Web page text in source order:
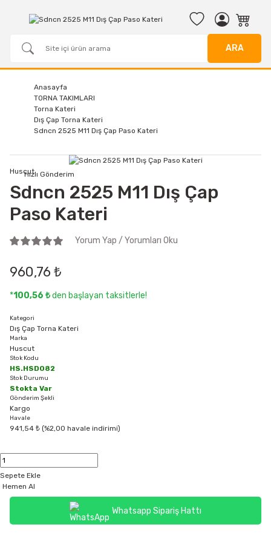
ARA
Anasayfa
TORNA TAKIMLARI
Torna Kateri
Dış Çap Torna Kateri
Sdncn 2525 M11 Dış Çap Paso Kateri
Hızlı Gönderim
Huscut
Sdncn 2525 M11 Dış Çap
Paso Kateri
Yorum Yap / Yorumları Oku
960,76 ₺
*100,56 ₺den başlayan taksitlerle!
Kategori
Dış Çap Torna Kateri
Marka
Huscut
Stok Kodu
HS.HSD082
Stok Durumu
Stokta Var
Gönderim Şekli
Kargo
Havale
941,54 ₺ (%2,00 havale indirimi)
Sepete Ekle
Hemen Al
Whatsapp Sipariş Hattı